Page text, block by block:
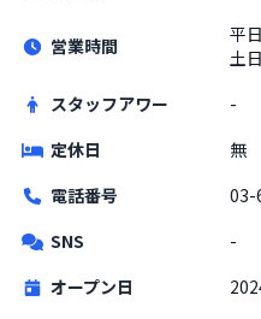
営業時間 平日
土
スタッフアワー
-
定休日
無
電話番号
03-
SNS
-
オープン日